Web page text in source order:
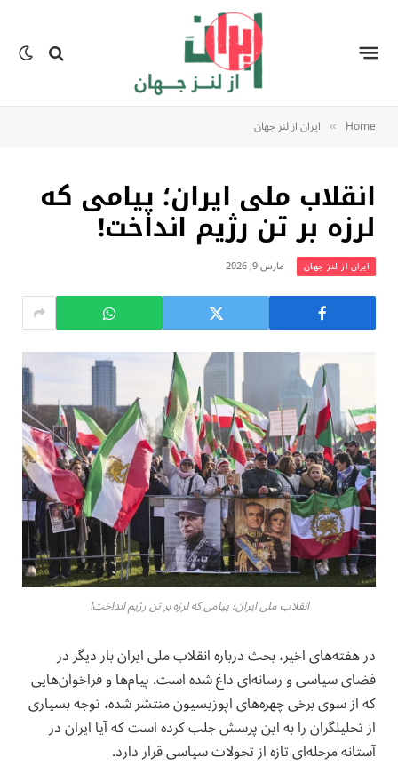
Home
» ایران از لنز جهان
انقلاب ملی ایران؛ پیامی که
لرزه بر تن رژیم انداخت!
ایران از لنز جهان مارس 9, 2026
انقلاب ملی ایران؛ پیامی که لرزه بر تن رژیم انداخت!
در هفته‌های اخیر، بحث درباره انقلاب ملی ایران بار دیگر در
فضای سیاسی و رسانه‌ای داغ شده است. پیام‌ها و فراخوان‌هایی
که از سوی برخی چهره‌های اپوزیسیون منتشر شده، توجه بسیاری
از تحلیلگران را به این پرسش جلب کرده است که آیا ایران در
آستانه مرحله‌ای تازه از تحولات سیاسی قرار دارد.